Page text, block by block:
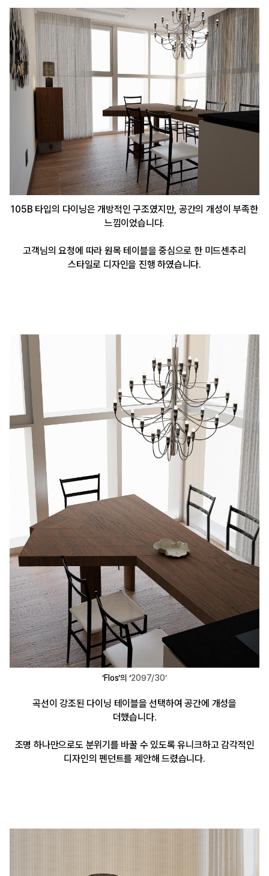
105B 타입의 다이닝은 개방적인 구조였지만, 공간의 개성이 부족한
느낌이었습니다.
고객님의 요청에 따라 원목 테이블을 중심으로 한 미드센추리
스타일로 디자인을 진행 하였습니다.
‘Flos’의 ‘2097/30’
곡선이 강조된 다이닝 테이블을 선택하여 공간에 개성을
더했습니다.
조명 하나만으로도 분위기를 바꿀 수 있도록 유니크하고 감각적인
디자인의 펜던트를 제안해 드렸습니다.